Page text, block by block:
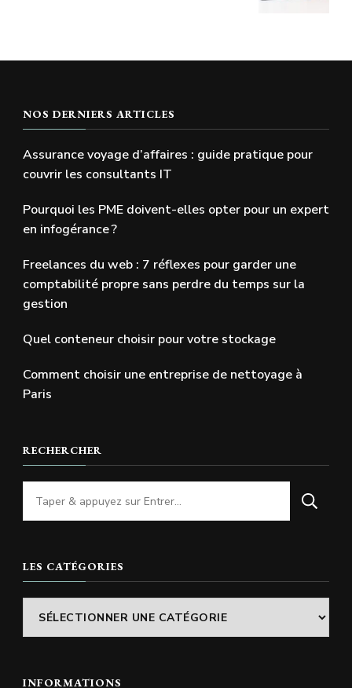
NOS DERNIERS ARTICLES
Assurance voyage d’affaires : guide pratique pour
couvrir les consultants IT
Pourquoi les PME doivent-elles opter pour un expert
en infogérance ?
Freelances du web : 7 réflexes pour garder une
comptabilité propre sans perdre du temps sur la
gestion
Quel conteneur choisir pour votre stockage
Comment choisir une entreprise de nettoyage à
Paris
RECHERCHER
Vous
recherchiez
chose
LES CATÉGORIES
Les
catégories
INFORMATIONS